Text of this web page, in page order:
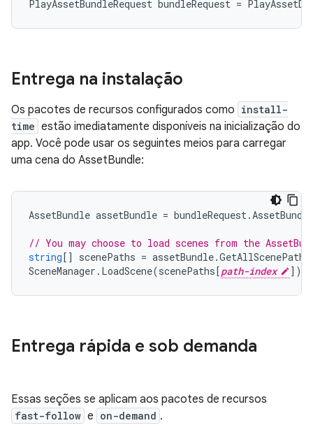
PlayAssetBundleRequest bundleRequest =
Entrega na instalação
Os pacotes de recursos configurados como install-
time estão imediatamente disponíveis na inicialização do
app. Você pode usar os seguintes meios para carregar
uma cena do AssetBundle:
AssetBundle assetBundle = bundleRequest . AssetBundle
// You may choose to load scenes from the
string[] scenePaths = assetBundle.GetAllScenePaths
SceneManager . LoadScene(scenePaths[path-index ]);
Entrega rápida e sob demanda
Essas seções se aplicam aos pacotes de recursos
fast-follow e on-demand .